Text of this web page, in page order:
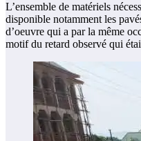
L’ensemble de matériels
disponible notamment les
d’oeuvre qui a par la même
motif du retard observé qui